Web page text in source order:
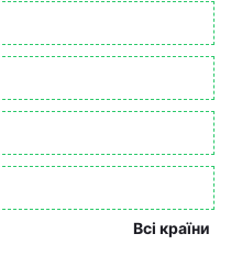
Всі країни